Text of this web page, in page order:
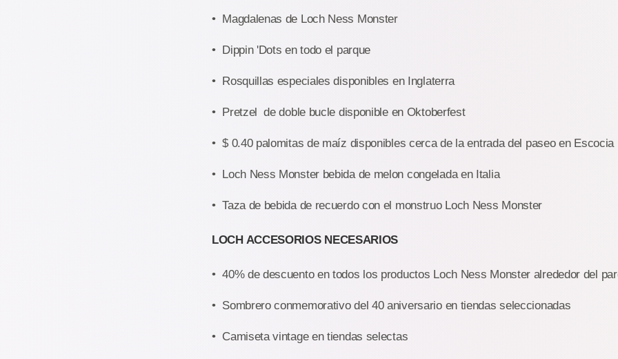
• Magdalenas de Loch Ness Monster
• Dippin 'Dots en todo el parque
• Rosquillas especiales disponibles en Inglaterra
• Pretzel de doble bucle disponible en Oktoberfest
• $ 0.40 palomitas de maíz disponibles cerca de la entrada del paseo en Escocia
• Loch Ness Monster bebida de melon congelada en Italia
• Taza de bebida de recuerdo con el monstruo Loch Ness Monster
LOCH ACCESORIOS NECESARIOS
• 40% de descuento en todos los productos Loch Ness Monster alrededor del
• Sombrero conmemorativo del 40 aniversario en tiendas seleccionadas
• Camiseta vintage en tiendas selectas